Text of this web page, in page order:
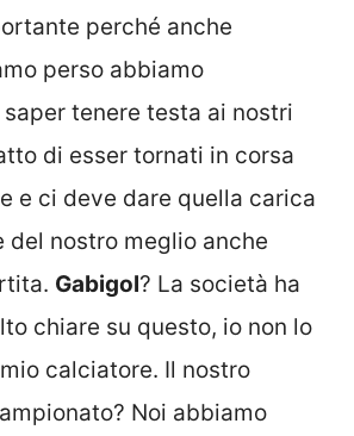
perché anche
perso abbiamo
tenere testa ai nostri
di esser tornati in corsa
e ci deve dare quella carica
del nostro meglio anche
Gabigol? La società ha
chiare su questo, io non lo
calciatore. Il nostro
Noi abbiamo